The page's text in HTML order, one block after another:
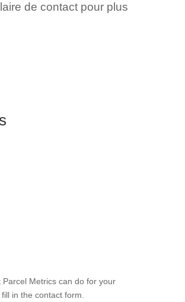
de contact pour plus
Metrics can do for your
in the contact form.